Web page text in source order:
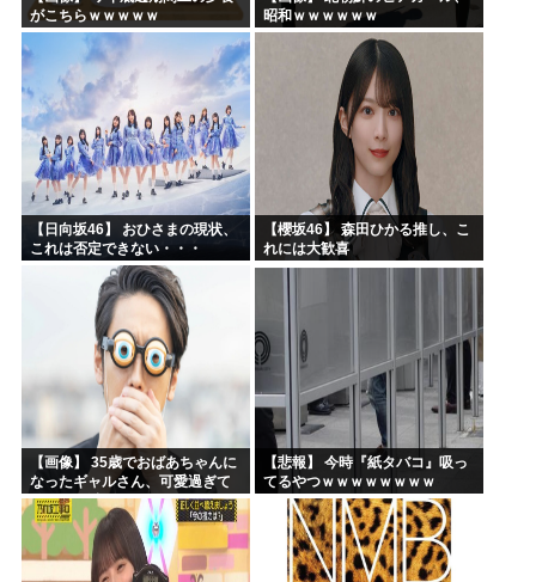
がこちらｗｗｗｗｗ
昭和ｗｗｗｗｗｗ
【日向坂46】 おひさまの現状、
これは否定できない・・・
【櫻坂46】 森田ひかる推し、こ
れには大歓喜
【画像】 35歳でおばあちゃんに
なったギャルさん、可愛過ぎて
嫉妬不可避w w w w w w w w w w
w
【悲報】 今時『紙タバコ』吸っ
てるやつｗｗｗｗｗｗｗｗ